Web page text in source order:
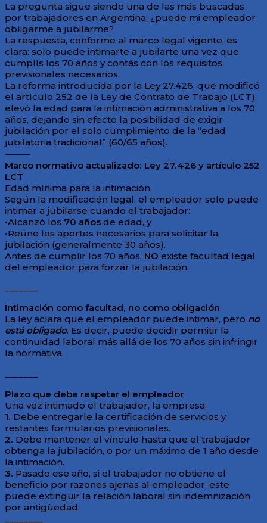
La pregunta sigue siendo una de las más buscadas
por trabajadores en Argentina: ¿puede mi empleador
obligarme a jubilarme?
La respuesta, conforme al marco legal vigente, es
clara: solo puede intimarte a jubilarte una vez que
cumplís los 70 años y contás con los requisitos
previsionales necesarios.
La reforma introducida por la Ley 27.426, que modificó
el artículo 252 de la Ley de Contrato de Trabajo (LCT),
elevó la edad para la intimación administrativa a los 70
años, dejando sin efecto la posibilidad de exigir
jubilación por el solo cumplimiento de la “edad
jubilatoria tradicional” (60/65 años).
⸻
Marco normativo actualizado: Ley 27.426 y artículo 252
LCT
Edad mínima para la intimación
Según la modificación legal, el empleador solo puede
intimar a jubilarse cuando el trabajador:
•Alcanzó los 70 años de edad, y
•Reúne los aportes necesarios para solicitar la
jubilación (generalmente 30 años).
Antes de cumplir los 70 años, NO existe facultad legal
del empleador para forzar la jubilación.
Intimación como facultad, no como obligación
La ley aclara que el empleador puede intimar, pero no
está obligado. Es decir, puede decidir permitir la
continuidad laboral más allá de los 70 años sin infringir
la normativa.
Plazo que debe respetar el empleador
Una vez intimado el trabajador, la empresa:
1. Debe entregarle la certificación de servicios y
restantes formularios previsionales.
2. Debe mantener el vínculo hasta que el trabajador
obtenga la jubilación, o por un máximo de 1 año desde
la intimación.
3. Pasado ese año, si el trabajador no obtiene el
beneficio por razones ajenas al empleador, este
puede extinguir la relación laboral sin indemnización
por antigüedad.